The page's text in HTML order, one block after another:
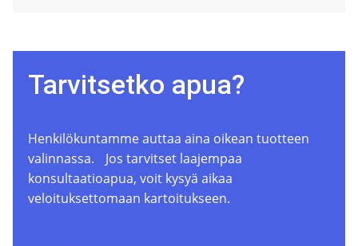
Tarvitsetko apua?
Henkilökuntamme auttaa aina oikean tuotteen
valinnassa. Jos tarvitset laajempaa
konsultaatioapua, voit kysyä aikaa
veloituksettomaan kartoitukseen.